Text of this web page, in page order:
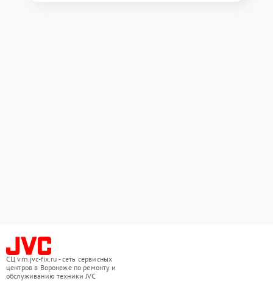
СЦ vrn.jvc-fix.ru - сеть сервисных
центров в Воронеже по ремонту и
обслуживанию техники JVC